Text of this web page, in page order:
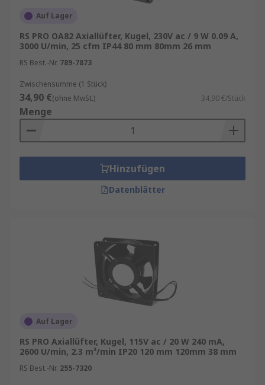
Auf Lager
RS PRO OA82 Axiallüfter, Kugel, 230V ac / 9 W 0.09 A,
3000 U/min, 25 cfm IP44 80 mm 80mm 26 mm
RS Best.-Nr. 789-7873
Zwischensumme (1 Stück)
34,90 €(ohne MwSt.) 34,90 €/Stück
Menge
Hinzufügen
Datenblätter
Auf Lager
RS PRO Axiallüfter, Kugel, 115V ac / 20 W 240 mA,
2600 U/min, 2.3 m³/min IP20 120 mm 120mm 38 mm
RS Best.-Nr. 255-7320